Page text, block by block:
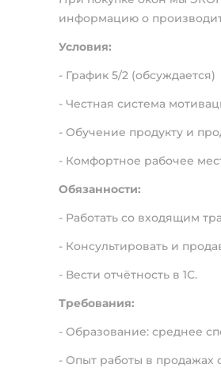
информацию о
Условия:
- График 5/2 (обсуждается)
- Честная система
- Обучение продукту и
- Комфортное рабочее
Обязанности:
- Работать со входящим
- Консультировать и
- Вести отчётность в 1С.
Требования:
- Образование: среднее
- Опыт работы в продажах